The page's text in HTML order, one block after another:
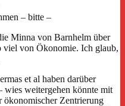
– bitte –
Minna von Barnhelm über
von Ökonomie. Ich glaub,
et al haben darüber
wies weitergehen könnte mit
ökonomischer Zentrierung